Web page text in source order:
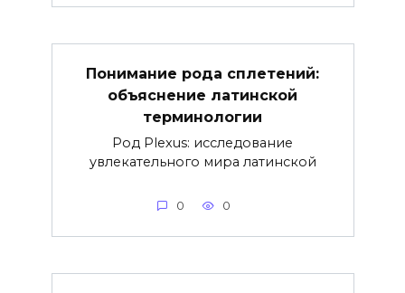
Понимание рода сплетений:
объяснение латинской
терминологии
Род Plexus: исследование
увлекательного мира латинской
0 0